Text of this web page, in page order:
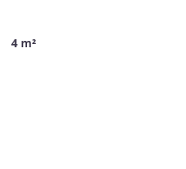
4 m²